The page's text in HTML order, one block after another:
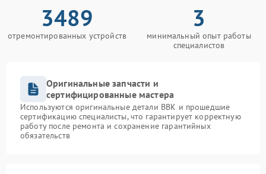
3489
отремонтированных устройств
3
минимальный опыт работы
специалистов
Оригинальные запчасти и
сертифицированные мастера
Используются оригинальные детали BBK и прошедшие
сертификацию специалисты, что гарантирует корректную
работу после ремонта и сохранение гарантийных
обязательств